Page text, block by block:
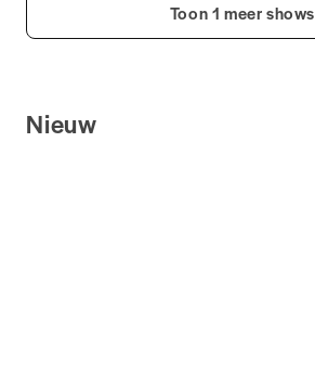
Toon 1 meer shows
Nieuw